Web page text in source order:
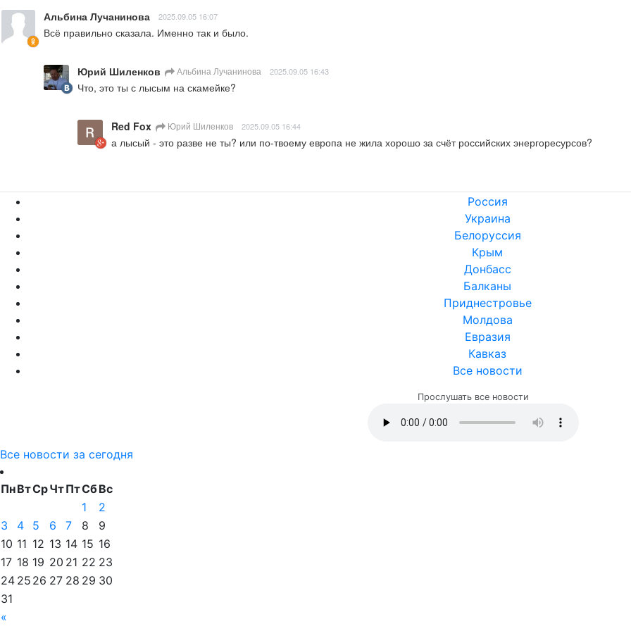
Альбина Лучанинова 2025.09.05 16:07
Всё правильно сказала. Именно так и было.
Юрий Шиленков Альбина Лучанинова 2025.09.05 16:43
Что, это ты с лысым на скамейке?
Red Fox Юрий Шиленков 2025.09.05 16:44
а лысый - это разве не ты? или по-твоему европа не жила хорошо за счёт российских энергоресурсов?
Россия
Украина
Белоруссия
Крым
Донбасс
Балканы
Приднестровье
Молдова
Евразия
Кавказ
Все новости
Прослушать все новости
Все новости за сегодня
ПнВтСрЧтПтСбВс
«
1
2
3
4 5 6 7 8
9
10 11 12 13 14 15 16
17 18 19 20 21 22 23
24 25 26 27 28 29 30
31